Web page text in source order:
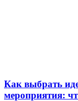
Как выбрать
мероприятия: